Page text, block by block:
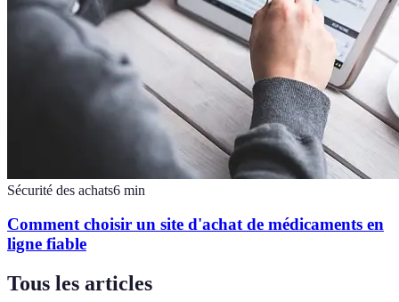
Sécurité des achats6 min
Comment choisir un site d'achat de médicaments en
ligne fiable
Tous les articles